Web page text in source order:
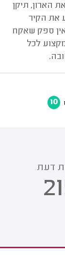
הארון, תיקן
את הקיר
ספק שאקח
לכל
10
דעת